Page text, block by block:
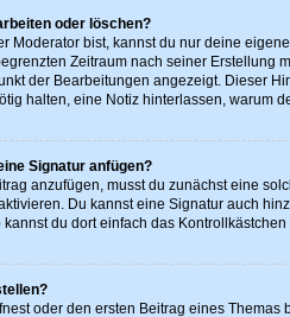
oder löschen?
Moderator bist, kannst du nur deine
Zeitraum nach seiner Erstellung
der Bearbeitungen angezeigt. Dieser
halten, eine Notiz hinterlassen, warum
Signatur anfügen?
anzufügen, musst du zunächst eine
Du kannst eine Signatur auch
du dort einfach das
oder den ersten Beitrag eines